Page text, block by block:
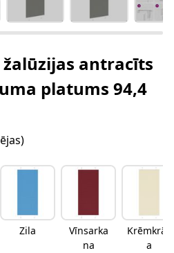
antracīts
platums 94,4
Zila
Vīnsarka
na
Krēmkrās
a